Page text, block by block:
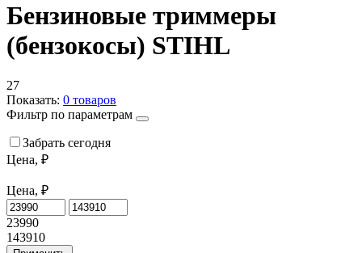
Бензиновые триммеры
(бензокосы) STIHL
27
Показать: 0 товаров
Фильтр по параметрам
Забрать сегодня
Цена, ₽
Цена, ₽
23990
143910